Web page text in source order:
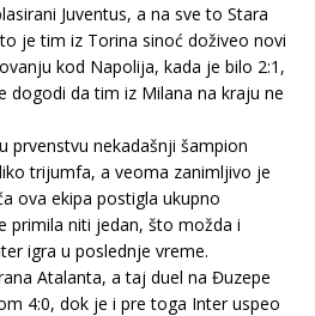
Juventus, a na sve to Stara
je tim iz Torina sinoć doživeo novi
kod Napolija, kada je bilo 2:1,
dogodi da tim iz Milana na kraju ne
prvenstvu nekadašnji šampion
trijumfa, a veoma zanimljivo je
ova ekipa postigla ukupno
primila niti jedan, što možda i
igra u poslednje vreme.
Atalanta, a taj duel na Đuzepe
4:0, dok je i pre toga Inter uspeo